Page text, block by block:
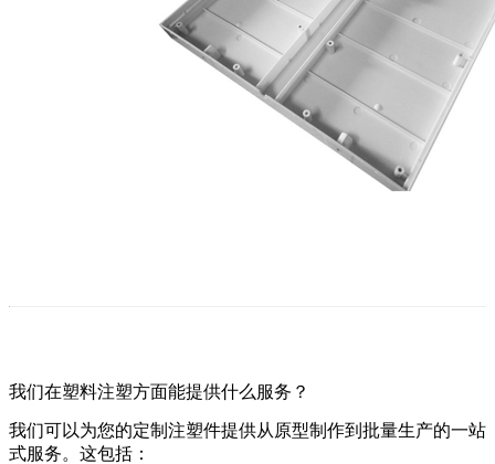
我们在塑料注塑方面能提供什么服务？
我们可以为您的定制注塑件提供从原型制作到批量生产的一站
式服务。这包括：